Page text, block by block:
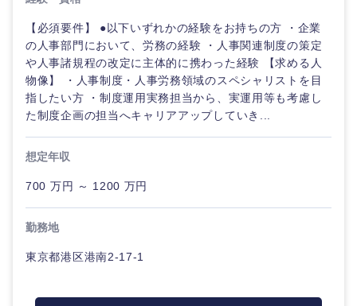
【必須要件】 ●以下いずれかの経験をお持ちの方 ・企業
の人事部門において、労務の経験 ・人事関連制度の策定
や人事諸規程の改定に主体的に携わった経験 【求める人
物像】 ・人事制度・人事労務領域のスペシャリストを目
指したい方 ・制度運用実務担当から、実運用等も考慮し
た制度企画の担当へキャリアアップしていき...
想定年収
700 万円 ～ 1200 万円
勤務地
東京都港区港南2-17-1